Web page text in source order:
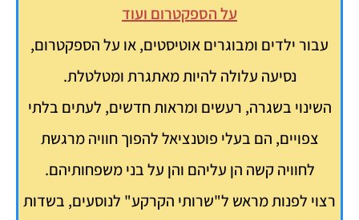
על הספקטרום ועוד
עבור ילדים ומבוגרים אוטיסטים, או על הספקטרום,
נסיעה עלולה להיות מאתגרת ומטלטלת.
השינוי בשגרה, רעשים ומראות חדשים, לעתים בלתי
צפויים, הם בעלי פוטנציאל להפוך חוויה מרגשת
לחוויה קשה הן עליהם והן על בני משפחותיהם.
רצוי לפנות מראש ל"שרותי הקרקע" לנוסעים, בשדות